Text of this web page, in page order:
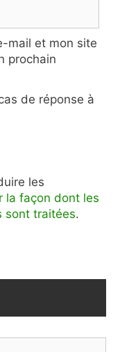
mail et mon site
prochain
de réponse à
les
la façon dont les
sont traitées.